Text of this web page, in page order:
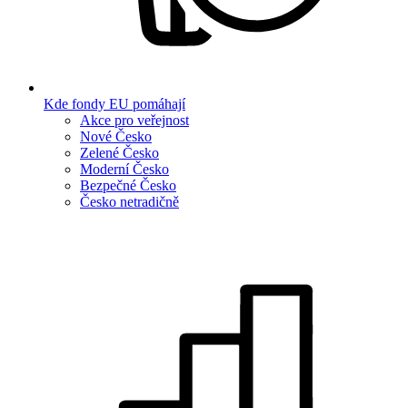
Kde fondy EU pomáhají
Akce pro veřejnost
Nové Česko
Zelené Česko
Moderní Česko
Bezpečné Česko
Česko netradičně